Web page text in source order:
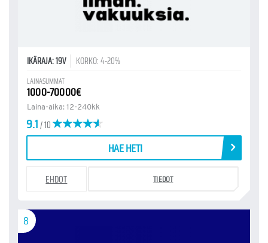
IKÄRAJA: 19V KORKO: 4-20%
LAINASUMMAT
1000-70000€
Laina-aika: 12-240kk
9.1/ 10
HAE HETI
EHDOT TIEDOT
8